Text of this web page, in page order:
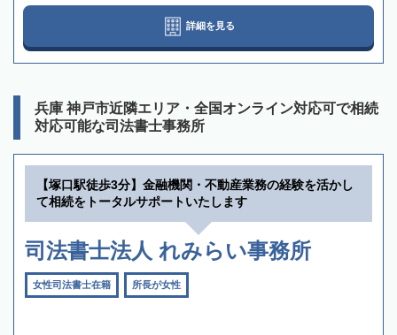
詳細を見る
兵庫 神戸市近隣エリア・全国オンライン対応可で相続
対応可能な司法書士事務所
【塚口駅徒歩3分】金融機関・不動産業務の経験を活かし
て相続をトータルサポートいたします
司法書士法人 れみらい事務所
女性司法書士在籍 所長が女性